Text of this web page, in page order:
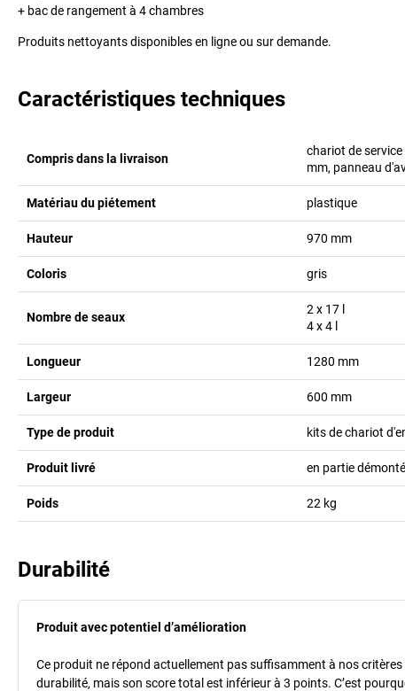
+ bac de rangement à 4 chambres
Produits nettoyants disponibles en ligne ou sur demande.
Caractéristiques techniques
Compris dans la livraison
chariot de
mm, panneau
Matériau du piétement plastique
Hauteur 970 mm
Coloris gris
Nombre de seaux
2 x 17
4 x 4
Longueur 1280 mm
Largeur 600 mm
Type de produit kits de chariot
Produit livré en partie démonté
Poids 22 kg
Durabilité
Produit avec potentiel d’amélioration
Ce produit ne répond actuellement pas suffisamment à nos
durabilité, mais son score total est inférieur à 3 points. C’est